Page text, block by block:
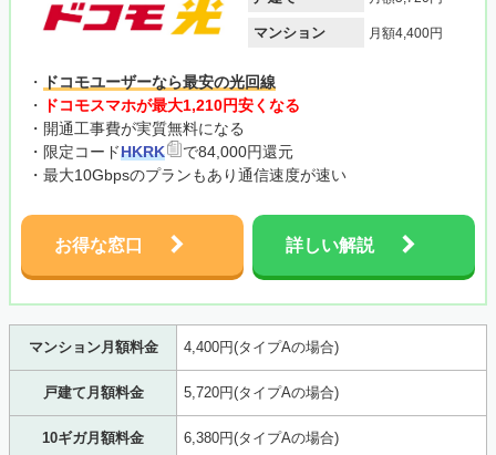
マンション 月額4,400円
・
ドコモユーザーなら最安の光回線
・
ドコモスマホが最大1,210円安くなる
・開通工事費が実質無料になる
・限定コードHKRK
で84,000円還元
・最大10Gbpsのプランもあり通信速度が速い
お得な窓口 詳しい解説
マンション月額料金 4,400円(タイプAの場合)
戸建て月額料金 5,720円(タイプAの場合)
10ギガ月額料金 6,380円(タイプAの場合)